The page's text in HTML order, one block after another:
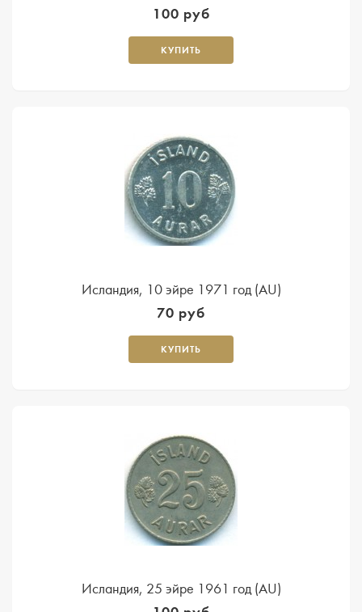
100 руб
КУПИТЬ
Исландия, 10 эйре 1971 год (AU)
70 руб
КУПИТЬ
Исландия, 25 эйре 1961 год (AU)